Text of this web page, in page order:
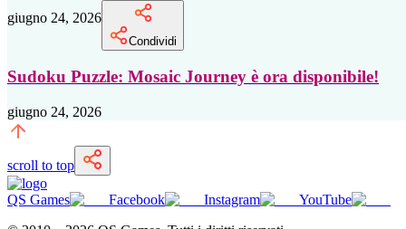
giugno 24, 2026
Condividi
Sudoku Puzzle: Mosaic Journey è ora disponibile!
giugno 24, 2026
scroll to top
QS Games Facebook Instagram
YouTube